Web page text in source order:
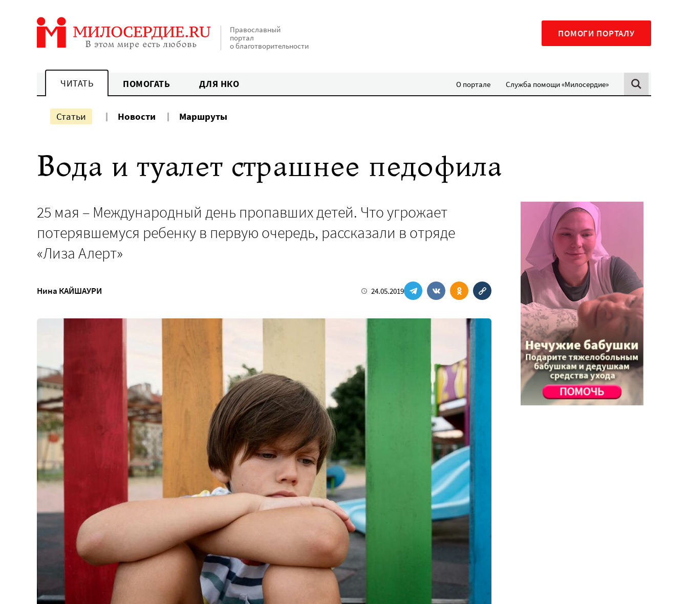
Православный
портал
о благотворительности
ПОМОГИ ПОРТАЛУ
ЧИТАТЬ ПОМОГАТЬ ДЛЯ НКО О портале Служба помощи «Милосердие»
Статьи Новости Маршруты
Вода и туалет страшнее педофила
25 мая – Международный день пропавших детей. Что угрожает
потерявшемуся ребенку в первую очередь, рассказали в отряде
«Лиза Алерт»
Нина КАЙШАУРИ 24.05.2019